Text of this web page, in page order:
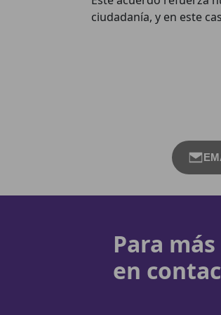
ciudadanía, y en este
Para
en